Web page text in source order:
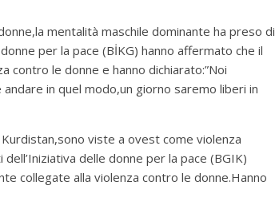
mentalità maschile dominante ha preso di
per la pace (BİKG) hanno affermato che il
contro le donne e hanno dichiarato:”Noi
in quel modo,un giorno saremo liberi in
viste a ovest come violenza
delle donne per la pace (BGIK)
collegate alla violenza contro le donne.Hanno